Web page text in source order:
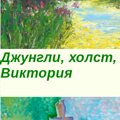
Джунгли, холст,
Виктория